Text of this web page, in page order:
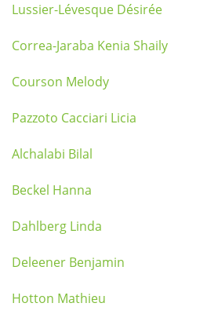
Lussier-Lévesque Désirée
Correa-Jaraba Kenia Shaily
Courson Melody
Pazzoto Cacciari Licia
Alchalabi Bilal
Beckel Hanna
Dahlberg Linda
Deleener Benjamin
Hotton Mathieu